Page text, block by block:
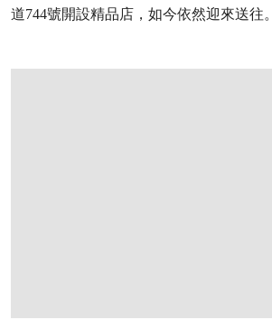
道744號開設精品店，如今依然迎來送往。